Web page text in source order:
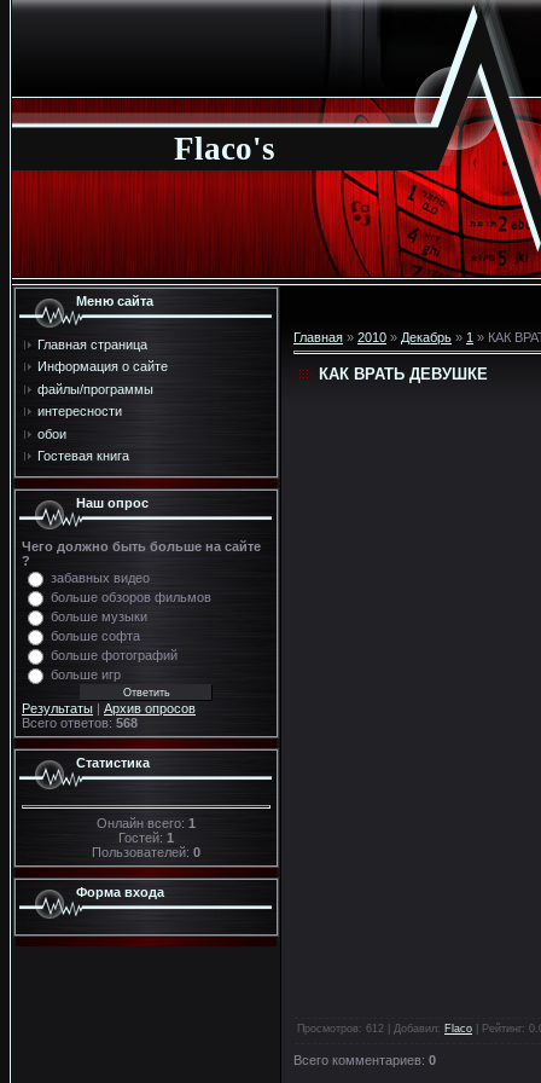
Flaco's
Меню сайта
Главная страница
Информация о сайте
файлы/программы
интересности
обои
Гостевая книга
Наш опрос
Чего должно быть больше на сайте
?
забавных видео
больше обзоров фильмов
больше музыки
больше софта
больше фотографий
больше игр
Результаты | Архив опросов
Всего ответов: 568
Статистика
Онлайн всего: 1
Гостей: 1
Пользователей: 0
Форма входа
Главная » 2010 » Декабрь » 1 » КАК
КАК ВРАТЬ ДЕВУШКЕ
Просмотров : 612 | Добавил: Flaco Рейтинг:
Всего комментариев: 0